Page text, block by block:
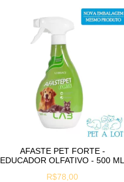
AFASTE PET FORTE -
EDUCADOR OLFATIVO - 500 ML
R$78,00